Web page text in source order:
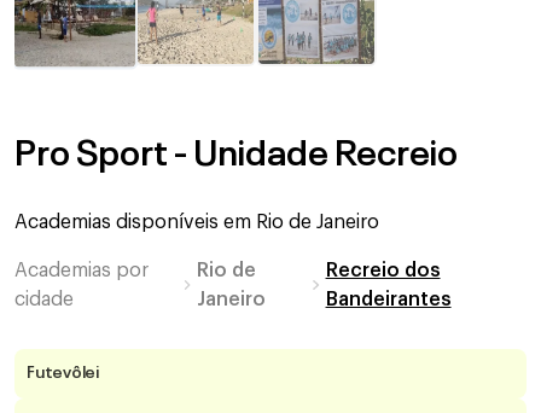
Pro Sport - Unidade Recreio
Academias disponíveis em Rio de Janeiro
Academias por
cidade
Rio de
Janeiro
Recreio dos
Bandeirantes
Futevôlei